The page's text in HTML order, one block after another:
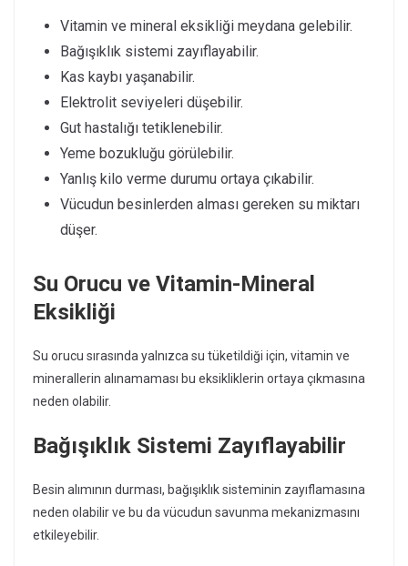
Vitamin ve mineral eksikliği meydana gelebilir.
Bağışıklık sistemi zayıflayabilir.
Kas kaybı yaşanabilir.
Elektrolit seviyeleri düşebilir.
Gut hastalığı tetiklenebilir.
Yeme bozukluğu görülebilir.
Yanlış kilo verme durumu ortaya çıkabilir.
Vücudun besinlerden alması gereken su miktarı
düşer.
Su Orucu ve Vitamin-Mineral
Eksikliği
Su orucu sırasında yalnızca su tüketildiği için, vitamin ve
minerallerin alınamaması bu eksikliklerin ortaya çıkmasına
neden olabilir.
Bağışıklık Sistemi Zayıflayabilir
Besin alımının durması, bağışıklık sisteminin zayıflamasına
neden olabilir ve bu da vücudun savunma mekanizmasını
etkileyebilir.